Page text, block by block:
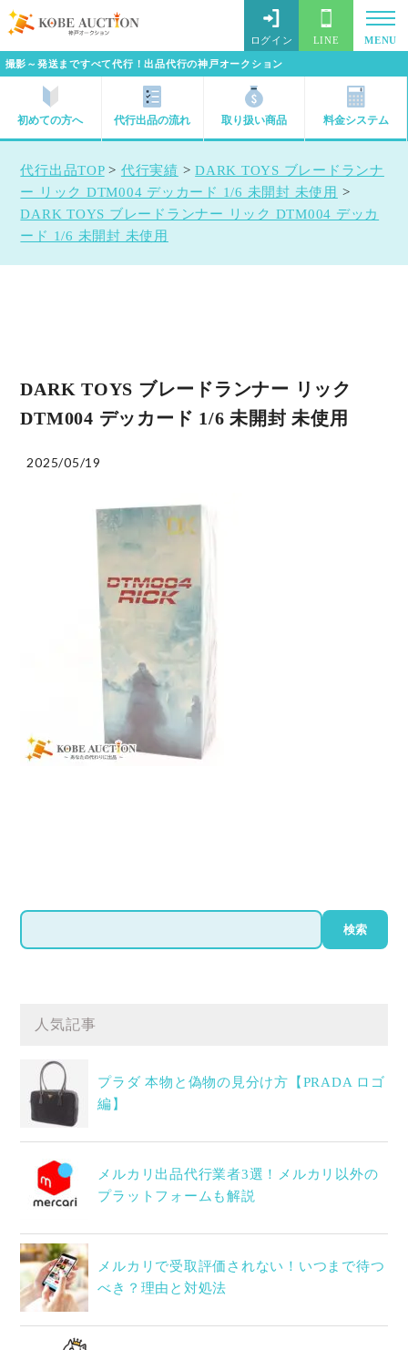
撮影～発送まですべて代行！出品代行の神戸オークション
ログイン LINE MENU
初めての方へ 代行出品の流れ 取り扱い商品 料金システム
代行出品TOP> 代行実績 >DARK TOYS ブレードランナ
ー リック DTM004 デッカード 1/6 未開封 未使用 >
DARK TOYS ブレードランナー リック DTM004 デッカ
ード 1/6 未開封 未使用
DARK TOYS ブレードランナー リック
DTM004 デッカード 1/6 未開封 未使用
2025/05/19
検
索
検索
人気記事
プラダ 本物と偽物の見分け方【PRADA ロゴ
編】
メルカリ出品代行業者3選！メルカリ以外の
プラットフォームも解説
メルカリで受取評価されない！いつまで待つ
べき？理由と対処法